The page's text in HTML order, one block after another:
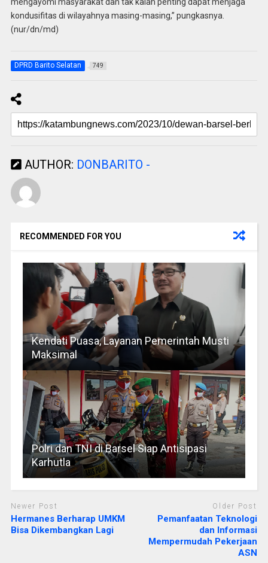
mengayomi masyarakat dan tak kalah penting dapat menjaga
kondusifitas di wilayahnya masing-masing,” pungkasnya.
(nur/dn/md)
DPRD Barito Selatan 749
AUTHOR: DONBARITO -
RECOMMENDED FOR YOU
Kendati Puasa, Layanan Pemerintah Musti
Maksimal
Polri dan TNI di Barsel Siap Antisipasi
Karhutla
Newer Post
Hermanes Berharap UMKM
Bisa Dikembangkan Lagi
Older Post
Pemanfaatan Teknologi
dan Informasi
Mempermudah Pekerjaan
ASN